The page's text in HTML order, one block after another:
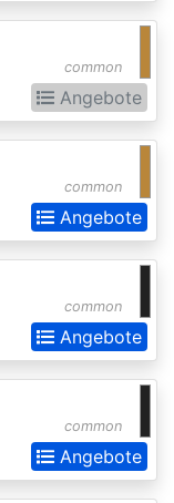
common
Angebote
common
Angebote
common
Angebote
common
Angebote